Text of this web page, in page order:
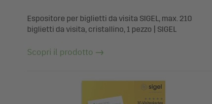
Espositore per biglietti da visita SIGEL, max. 210
biglietti da visita, cristallino, 1 pezzo | SIGEL
Scopri il prodotto